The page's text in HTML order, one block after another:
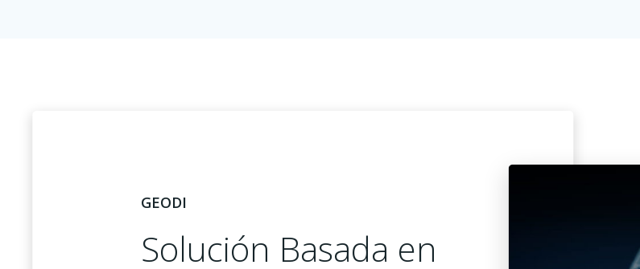
GEODI
Solución Basada en